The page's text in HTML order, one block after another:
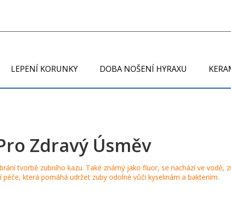
LEPENÍ KORUNKY DOBA NOŠENÍ HYRAXU
Zdravý Úsměv
tvorbě zubního kazu. Také známý jako fluor, se nachází ve vodě,
která pomáhá udržet zuby odolné vůči kyselinám a bakteriím.